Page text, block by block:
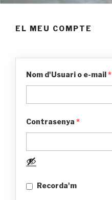
EL MEU COMPTE
Nom d'Usuari o e-mail *
Contrasenya *
Recorda'm